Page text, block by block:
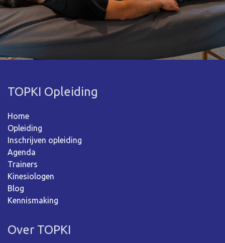
TOPKI Opleiding
Home
Opleiding
Inschrijven opleiding
Agenda
Trainers
Kinesiologen
Blog
Kennismaking
Over TOPKI